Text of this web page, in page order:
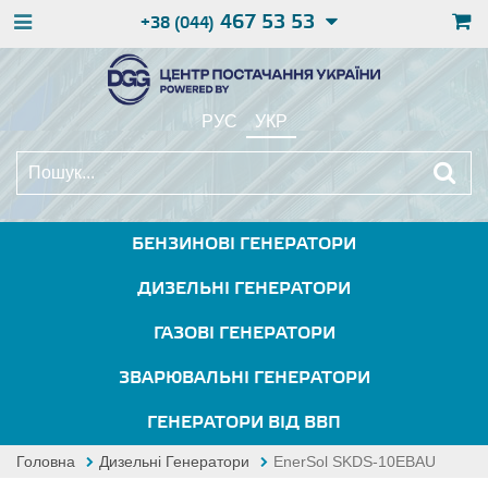
+38 (044) 467 53 53
РУС УКР
БЕНЗИНОВІ ГЕНЕРАТОРИ
ДИЗЕЛЬНІ ГЕНЕРАТОРИ
ГАЗОВІ ГЕНЕРАТОРИ
ЗВАРЮВАЛЬНІ ГЕНЕРАТОРИ
ГЕНЕРАТОРИ ВІД ВВП
Головна Дизельні Генератори EnerSol SKDS-10EBAU